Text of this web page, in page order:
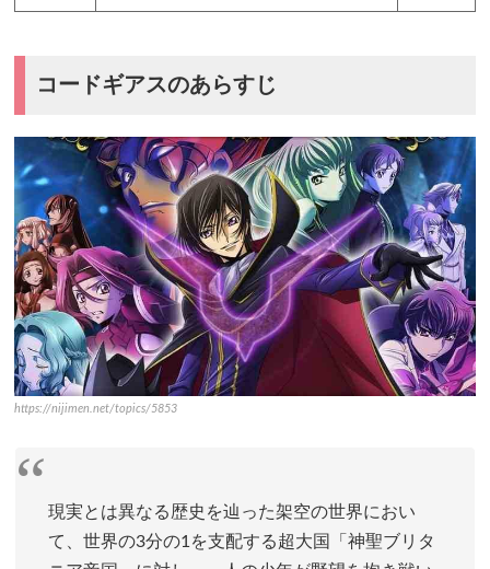
コードギアスのあらすじ
https://nijimen.net/topics/5853
現実とは異なる歴史を辿った架空の世界におい
て、世界の3分の1を支配する超大国「神聖ブリタ